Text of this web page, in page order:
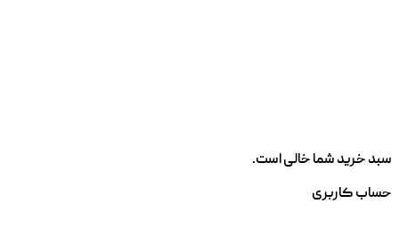
سبد خرید شما خالی است.
حساب کاربری